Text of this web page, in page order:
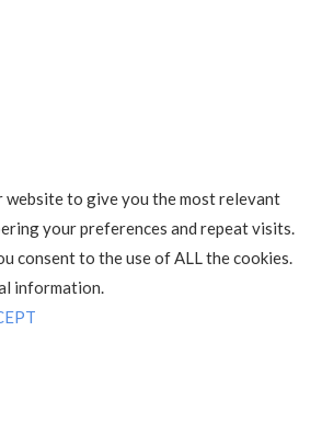
website to give you the most relevant
your preferences and repeat visits.
consent to the use of ALL the cookies.
information.